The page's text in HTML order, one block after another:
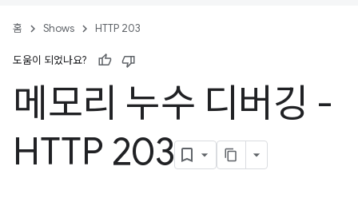
홈 Shows HTTP 203
도움이 되었나요?
메모리 누수 디버깅 -
HTTP 203